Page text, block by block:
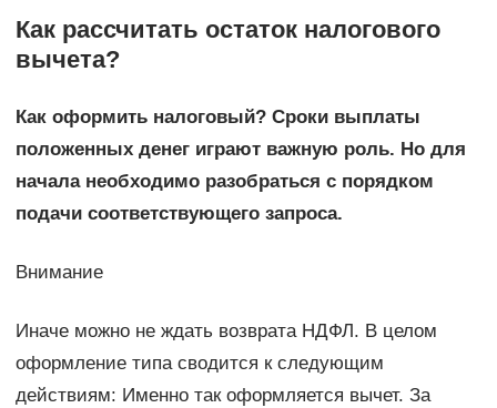
Как рассчитать остаток налогового
вычета?
Как оформить налоговый? Сроки выплаты
положенных денег играют важную роль. Но для
начала необходимо разобраться с порядком
подачи соответствующего запроса.
Внимание
Иначе можно не ждать возврата НДФЛ. В целом
оформление типа сводится к следующим
действиям: Именно так оформляется вычет. За